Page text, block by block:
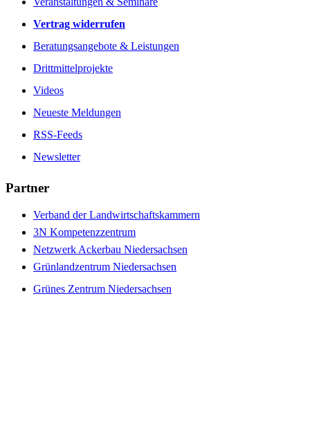
Vertrag widerrufen
Beratungsangebote & Leistungen
Drittmittelprojekte
Videos
Neueste Meldungen
RSS-Feeds
Newsletter
Partner
Verband der Landwirtschaftskammern
3N Kompetenzzentrum
Netzwerk Ackerbau Niedersachsen
Grünlandzentrum Niedersachsen
Grünes Zentrum Niedersachsen